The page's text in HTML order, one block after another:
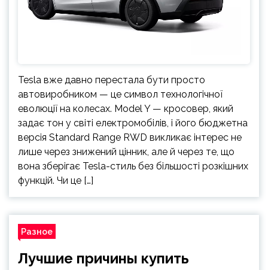
Tesla вже давно перестала бути просто
автовиробником — це символ технологічної
еволюції на колесах. Model Y — кросовер, який
задає тон у світі електромобілів, і його бюджетна
версія Standard Range RWD викликає інтерес не
лише через знижений цінник, але й через те, що
вона зберігає Tesla-стиль без більшості розкішних
функцій. Чи це […]
Разное
Лучшие причины купить